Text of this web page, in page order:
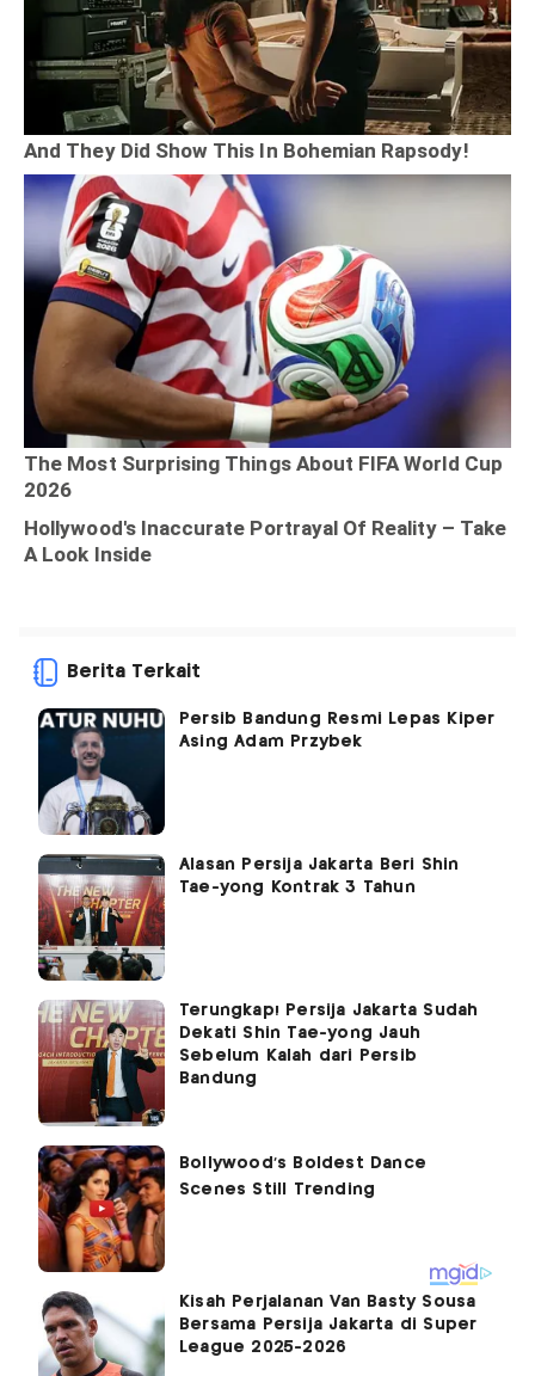
Berita Terkait
Persib Bandung Resmi Lepas Kiper
Asing Adam Przybek
Alasan Persija Jakarta Beri Shin
Tae-yong Kontrak 3 Tahun
Terungkap! Persija Jakarta Sudah
Dekati Shin Tae-yong Jauh
Sebelum Kalah dari Persib
Bandung
Kisah Perjalanan Van Basty Sousa
Bersama Persija Jakarta di Super
League 2025-2026